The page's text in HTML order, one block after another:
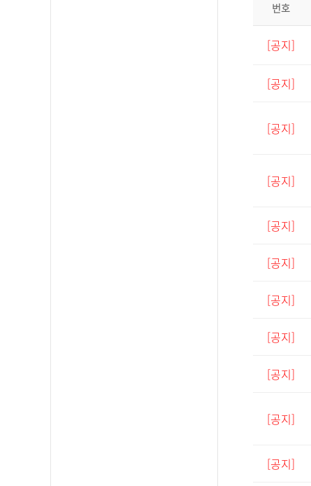
번호
[공지]
[공지]
[공지]
[공지]
[공지]
[공지]
[공지]
[공지]
[공지]
[공지]
[공지]